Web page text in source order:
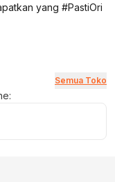
yang #PastiOri
Semua Toko